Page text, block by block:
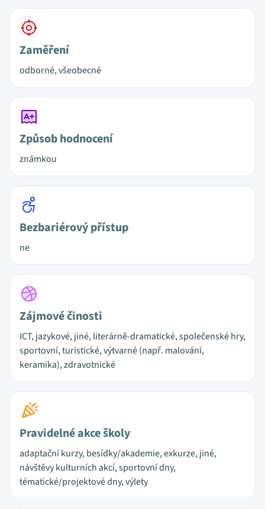
Zaměření
odborné, všeobecné
Způsob hodnocení
známkou
Bezbariérový přístup
ne
Zájmové činosti
ICT, jazykové, jiné, literárně-dramatické, společenské hry,
sportovní, turistické, výtvarné (např. malování,
keramika), zdravotnické
Pravidelné akce školy
adaptační kurzy, besídky/akademie, exkurze, jiné,
návštěvy kulturních akcí, sportovní dny,
tématické/projektové dny, výlety